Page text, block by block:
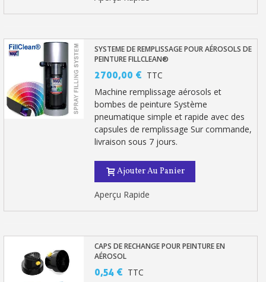
SYSTEME DE REMPLISSAGE POUR AÉROSOLS DE
PEINTURE FILLCLEAN®
2 700,00 € TTC
Machine remplissage aérosols et
bombes de peinture Système
pneumatique simple et rapide avec des
capsules de remplissage Sur commande,
livraison sous 7 jours.
Ajouter Au Panier
Aperçu Rapide
CAPS DE RECHANGE POUR PEINTURE EN
AÉROSOL
0,54 € TTC